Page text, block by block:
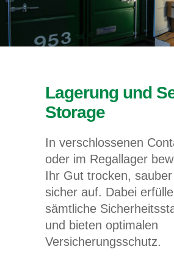
Lagerung und
Storage
In verschlossenen
oder im Regallager
Ihr Gut trocken, sauber
sicher auf. Dabei
sämtliche
und bieten optimalen
Versicherungsschutz.